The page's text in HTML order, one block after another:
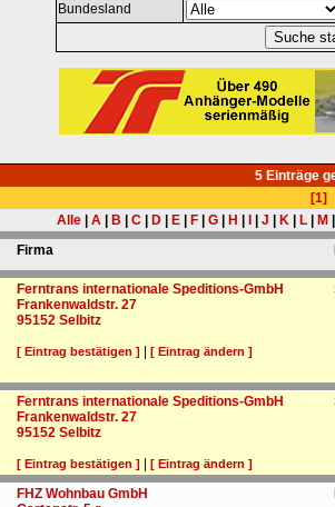
Bundesland
5 Einträge
[1]
Alle
A B C D E F G H J K L M
Firma
Ferntrans internationale Speditions-GmbH
Frankenwaldstr. 27
95152 Selbitz
[ Eintrag bestätigen ] |[ Eintrag ändern ]
Ferntrans internationale Speditions-GmbH
Frankenwaldstr. 27
95152 Selbitz
[ Eintrag bestätigen ] |[ Eintrag ändern ]
FHZ Wohnbau GmbH